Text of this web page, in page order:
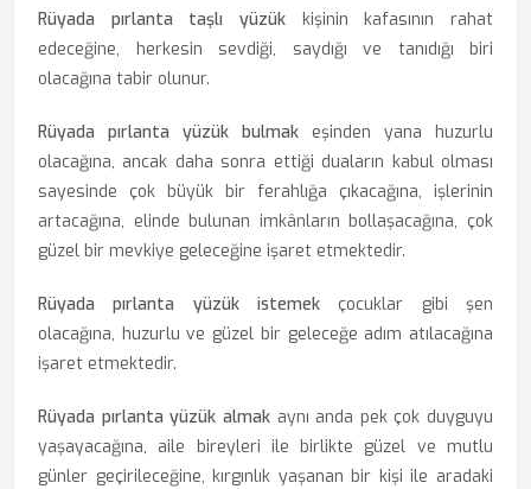
Rüyada pırlanta taşlı yüzük kişinin kafasının rahat
edeceğine, herkesin sevdiği, saydığı ve tanıdığı biri
olacağına tabir olunur.
Rüyada pırlanta yüzük bulmak eşinden yana huzurlu
olacağına, ancak daha sonra ettiği duaların kabul olması
sayesinde çok büyük bir ferahlığa çıkacağına, işlerinin
artacağına, elinde bulunan imkânların bollaşacağına, çok
güzel bir mevkiye geleceğine işaret etmektedir.
Rüyada pırlanta yüzük istemek çocuklar gibi şen
olacağına, huzurlu ve güzel bir geleceğe adım atılacağına
işaret etmektedir.
Rüyada pırlanta yüzük almakaynı anda pek çok duyguyu
yaşayacağına, aile bireyleri ile birlikte güzel ve mutlu
günler geçirileceğine, kırgınlık yaşanan bir kişi ile aradaki